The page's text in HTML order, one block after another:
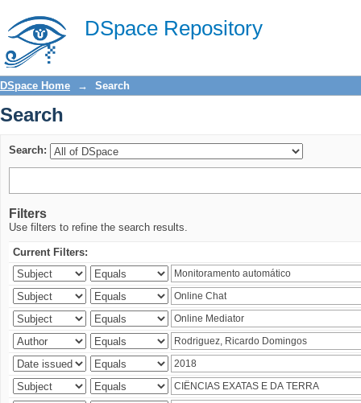
DSpace Repository
Search
DSpace Home → Search
Search
Search:
Filters
Use filters to refine the search results.
Current Filters: